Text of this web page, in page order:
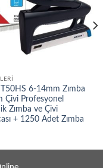
6-14mm Zımba
Çivi Profesyonel
Zımba ve Çivi
+ 1250 Adet Zımba